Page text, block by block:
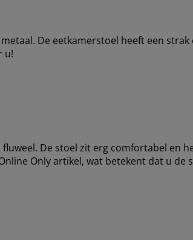
De eetkamerstoel heeft een
u!
De stoel zit erg comfortabel en
Only artikel, wat betekent dat u de